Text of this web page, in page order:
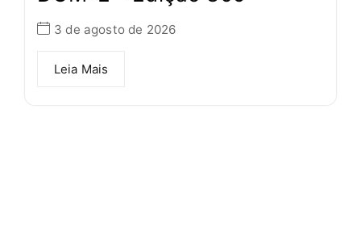
3 de agosto de 2026
Leia Mais